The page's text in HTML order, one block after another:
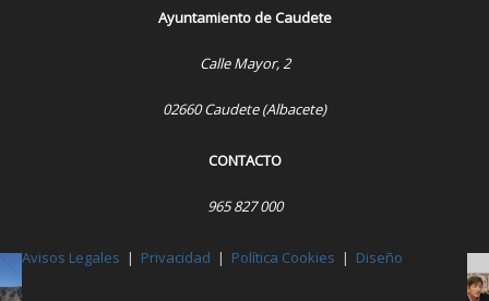
Ayuntamiento de Caudete
Calle Mayor, 2
02660 Caudete (Albacete)
CONTACTO
965 827 000
Avisos Legales | Privacidad | Política Cookies | Diseño